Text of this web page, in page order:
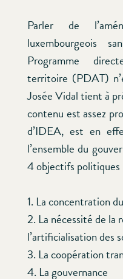
Parler de
luxembourgeois
Programme
territoire (PDAT)
Josée Vidal tient à
contenu est assez
d’IDEA, est en
l’ensemble du
4 objectifs politiques
1. La concentration
2. La nécessité de la
l’artificialisation des
3. La coopération
4. La gouvernance